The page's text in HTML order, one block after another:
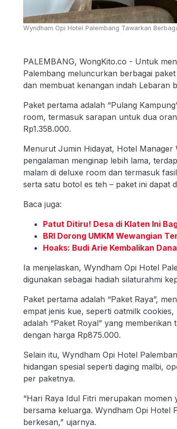
Wyndham Opi Hotel Palembang Tawarkan
PALEMBANG, WongKito.co - Untuk
Palembang meluncurkan berbagai
dan membuat kenangan indah Lebaran
Paket pertama adalah “Pulang
room, termasuk sarapan untuk dua
Rp1.358.000.
Menurut Jumin Hidayat, Hotel Manager
pengalaman menginap lebih lama,
malam di deluxe room dan termasuk
serta satu botol es teh – paket ini dapat
Baca juga:
Patut Ditiru! Desa di Klaten Ini
BRI Dorong UMKM Wewangian
Hoaks: Budi Arie Kembalikan
Ia menjelaskan, Wyndham Opi Hotel
digunakan sebagai hadiah silaturahmi
Paket pertama adalah “Paket Raya”,
empat jenis kue, seperti oatmilk
adalah “Paket Royal” yang
dengan harga Rp875.000.
Selain itu, Wyndham Opi Hotel
hidangan spesial seperti daging malbi,
per paketnya.
“Hari Raya Idul Fitri merupakan
bersama keluarga. Wyndham Opi Hotel
berkesan,” ujarnya.